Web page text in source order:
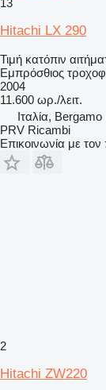
Hitachi LX 290
Τιμή κατόπιν
Εμπρόσθιος
2004
11.600 ωρ./λειτ.
Ιταλία, Bergamo
PRV Ricambi
Επικοινωνία με
2
Hitachi ZW220